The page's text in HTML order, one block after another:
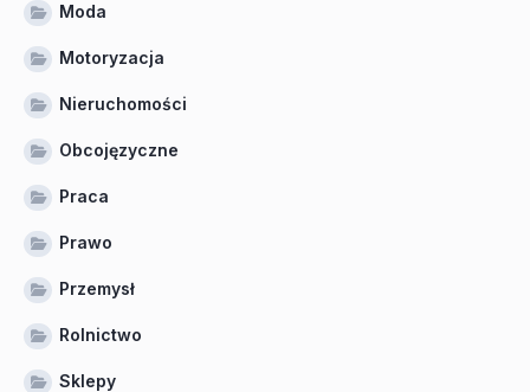
Moda
Motoryzacja
Nieruchomości
Obcojęzyczne
Praca
Prawo
Przemysł
Rolnictwo
Sklepy